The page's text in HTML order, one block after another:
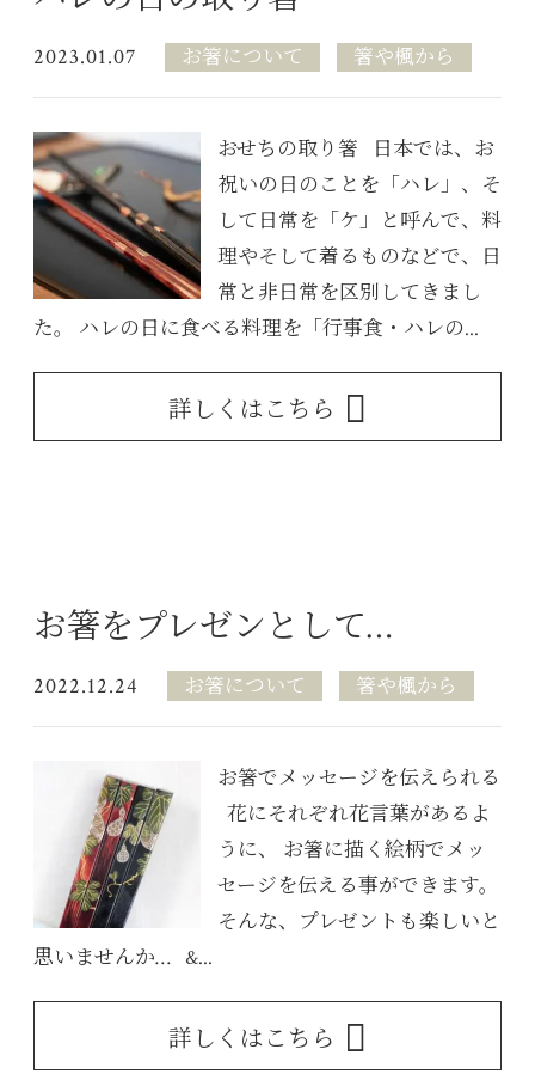
2023.01.07 お箸について 箸や楓から
おせちの取り箸 日本では、お
祝いの日のことを「ハレ」、そ
して日常を「ケ」と呼んで、料
理やそして着るものなどで、日
常と非日常を区別してきまし
た。 ハレの日に食べる料理を「行事食・ハレの...
詳しくはこちら
お箸をプレゼンとして…
2022.12.24 お箸について 箸や楓から
お箸でメッセージを伝えられる
花にそれぞれ花言葉があるよ
うに、 お箸に描く絵柄でメッ
セージを伝える事ができます。
そんな、プレゼントも楽しいと
思いませんか… &...
詳しくはこちら